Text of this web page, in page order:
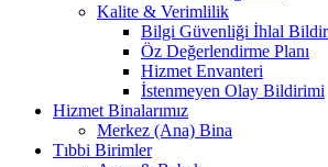
Kalite & Verimlilik
Bilgi Güvenliği İhlal
Öz Değerlendirme Planı
Hizmet Envanteri
İstenmeyen Olay Bildirimi
Hizmet Binalarımız
Merkez (Ana) Bina
Tıbbi Birimler